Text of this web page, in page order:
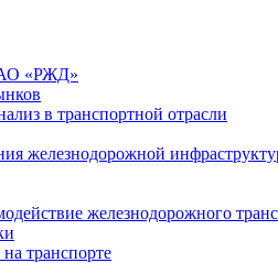
«РЖД»
в транспортной отрасли
железнодорожной
железнодорожного
транспорте